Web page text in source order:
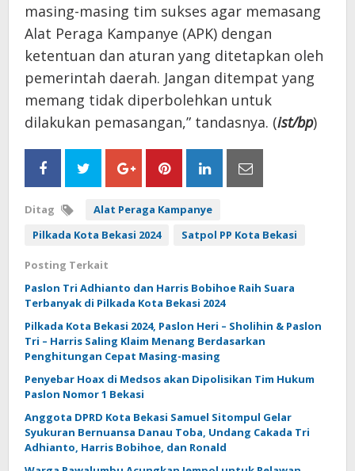
masing-masing tim sukses agar memasang
Alat Peraga Kampanye (APK) dengan
ketentuan dan aturan yang ditetapkan oleh
pemerintah daerah. Jangan ditempat yang
memang tidak diperbolehkan untuk
dilakukan pemasangan,” tandasnya. (ist/bp)
Ditag
Alat Peraga Kampanye
Pilkada Kota Bekasi 2024
Satpol PP Kota Bekasi
Posting Terkait
Paslon Tri Adhianto dan Harris Bobihoe Raih Suara
Terbanyak di Pilkada Kota Bekasi 2024
Pilkada Kota Bekasi 2024, Paslon Heri – Sholihin & Paslon
Tri – Harris Saling Klaim Menang Berdasarkan
Penghitungan Cepat Masing-masing
Penyebar Hoax di Medsos akan Dipolisikan Tim Hukum
Paslon Nomor 1 Bekasi
Anggota DPRD Kota Bekasi Samuel Sitompul Gelar
Syukuran Bernuansa Danau Toba, Undang Cakada Tri
Adhianto, Harris Bobihoe, dan Ronald